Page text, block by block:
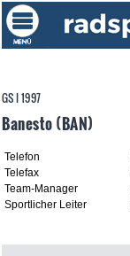
GS I 1997
Banesto (BAN)
Telefon
Telefax
Team-Manager
Sportlicher Leiter